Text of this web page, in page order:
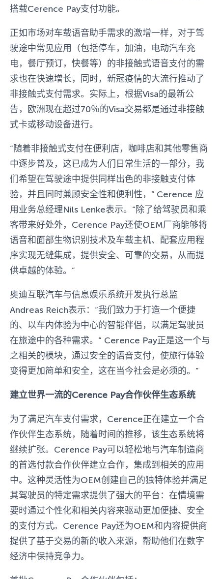
搭载Cerence Pay支付功能。
正如市场对车载语音助手需求的激增一样，对于驾
驶途中常见应用（包括停车，加油，电动汽车充
电，餐厅预订，快餐等）的非接触式语音支付的需
求也在快速增长，同时，新冠疫情的大流行推动了
非接触式支付需求。实际上，根据Visa的最新公
告，欧洲现在超过70％的Visa交易都是通过非接触
式卡或移动设备进行。
“随着非接触式支付在便利店，咖啡店和其他零售商
中逐步普及，这已成为人们日常生活的一部分，我
们希望在驾驶途中提供同样出色的非接触支付体
验，并且同时兼顾安全性和便利性，” Cerence 应
用业务总经理Nils Lenke表示。“除了给驾驶员和乘
客带来好处外，Cerence Pay还使OEM厂商能够将
语音和面部生物识别技术及车载主机、配套应用程
序实现无缝集成，提供安全、可靠的交易，从而提
供卓越的体验。”
奥迪互联汽车与信息娱乐系统开发执行总监
Andreas Reich表示：“我们致力于打造一个便捷
的、以车内体验为中心的智能伴侣，以满足驾驶员
在旅途中的各种需求。“ Cerence Pay正是这一个与
之相关的模块，通过安全的语音支付，使旅行体验
变得更加简单和安全，这在当今社会是必须的。”
建立世界一流的Cerence Pay合作伙伴生态系统
为了满足汽车支付需求，Cerence正在建立一个合
作伙伴生态系统，随着时间的推移，该生态系统将
继续扩张。Cerence Pay可以轻松地与汽车制造商
的首选付款合作伙伴建立合作，集成到相关的应用
中。这种灵活性为OEM创建自己的独特体验并满足
其驾驶员的特定需求提供了强大的平台：在情境需
要时通过个性化和相关内容来驱动更加便捷、安全
的支付方式。Cerence Pay还为OEM和内容提供商
提供了基于交易的新的收入来源，帮助他们在数字
经济中保持竞争力。